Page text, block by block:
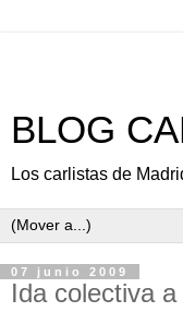
BLOG
Los carlistas de
07 junio 2009
Ida colectiva